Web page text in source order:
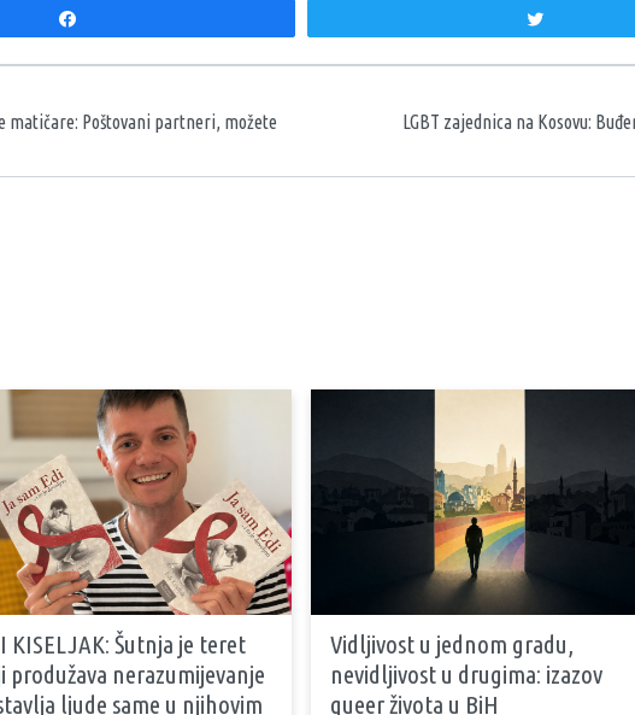
matičare: Poštovani partneri, možete
LGBT zajednica na Kosovu:
KISELJAK: Šutnja je teret
produžava nerazumijevanje
ljude same u njihovim
Vidljivost u jednom gradu,
nevidljivost u drugima: izazov
queer života u BiH